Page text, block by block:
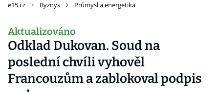
e15.cz Byznys Průmysl a energetika
Aktualizováno
Odklad Dukovan. Soud na
poslední chvíli vyhověl
Francouzům a zablokoval podpis